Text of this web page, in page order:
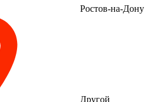
Ростов-на-Дону
Другой